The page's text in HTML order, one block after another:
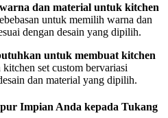
dan material untuk kitchen
untuk memilih warna dan
dengan desain yang dipilih.
untuk membuat kitchen
set custom bervariasi
dan material yang dipilih.
Impian Anda kepada Tukang